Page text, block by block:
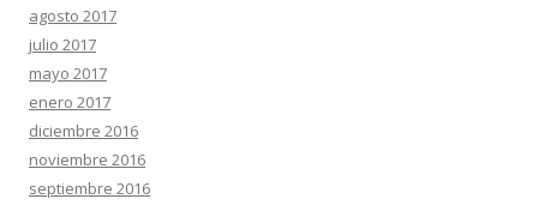
agosto 2017
julio 2017
mayo 2017
enero 2017
diciembre 2016
noviembre 2016
septiembre 2016